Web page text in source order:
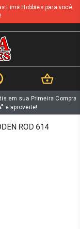
Lima Hobbies para você.
em sua Primeira Compra
e aproveite!
ROD 614